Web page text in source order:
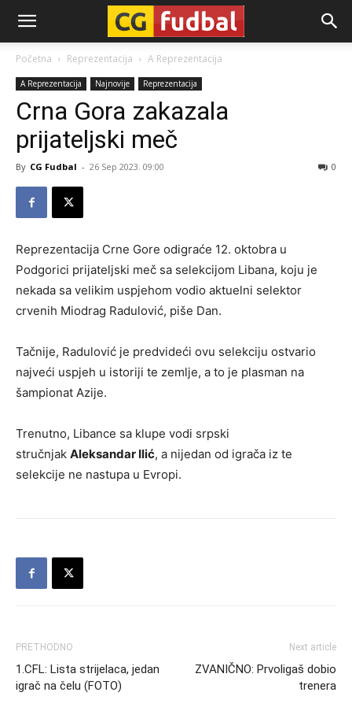
CG-
Fudbal
Početna Reprezentacija A Reprezentacija
A Reprezentacija Najnovije Reprezentacija
Crna Gora zakazala
prijateljski meč
By CG Fudbal - 26 Sep 2023. 09:00 0
Reprezentacija Crne Gore odigraće 12. oktobra u
Podgorici prijateljski meč sa selekcijom Libana, koju je
nekada sa velikim uspjehom vodio aktuelni selektor
crvenih Miodrag Radulović, piše Dan.
Tačnije, Radulović je predvideći ovu selekciju ostvario
najveći uspjeh u istoriji te zemlje, a to je plasman na
šampionat Azije.
Trenutno, Libance sa klupe vodi srpski
stručnjak Aleksandar Ilić, a nijedan od igrača iz te
selekcije ne nastupa u Evropi.
PRETHODNO
1.CFL: Lista strijelaca, jedan
igrač na čelu (FOTO)
Next article
ZVANIČNO: Prvoligaš dobio
trenera